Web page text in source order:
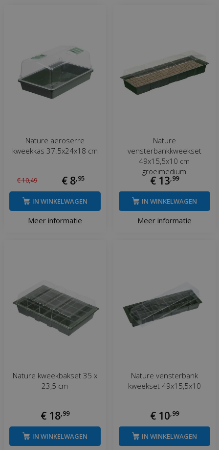
Nature aeroserre
kweekkas 37.5x24x18 cm
€10,49 € 8 95
Meer informatie
IN WINKELWAGEN
Nature
vensterbankkweekset
49x15,5x10 cm
groeimedium
€ 13 99
Meer informatie
IN WINKELWAGEN
Nature kweekbakset 35 x
23,5 cm
€ 18 99
IN WINKELWAGEN
Nature vensterbank
kweekset 49x15,5x10
€ 10 99
IN WINKELWAGEN